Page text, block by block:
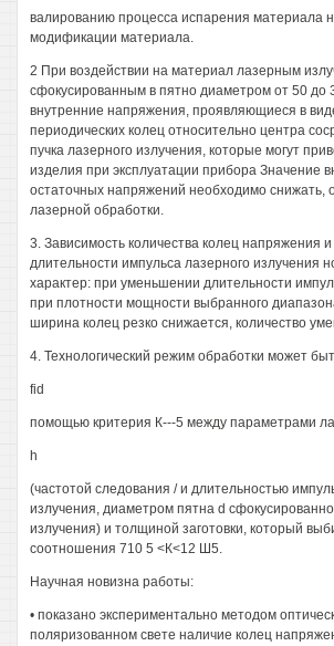
валированию процесса испарения материала
модификации материала.
2 При воздействии на материал лазерным
сфокусированным в пятно диаметром от 50 до
внутренние напряжения, проявляющиеся в
периодических колец относительно центра
пучка лазерного излучения, которые могут
изделия при эксплуатации прибора Значение
остаточных напряжений необходимо снижать,
лазерной обработки.
3. Зависимость количества колец напряжения
длительности импульса лазерного излучения
характер: при уменьшении длительности
при плотности мощности выбранного
ширина колец резко снижается, количество
4. Технологический режим обработки может
fid
помощью критерия К---5 между параметрами
h
(частотой следования / и длительностью
излучения, диаметром пятна d
излучения) и толщиной заготовки, который
соотношения 710 5 <К<12 Ш5.
Научная новизна работы:
• показано экспериментально методом
поляризованном свете наличие колец